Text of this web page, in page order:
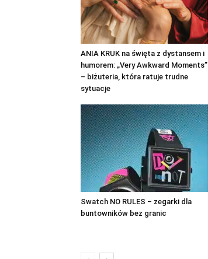
ANIA KRUK na święta z dystansem i
humorem: „Very Awkward Moments”
– biżuteria, która ratuje trudne
sytuacje
Swatch NO RULES – zegarki dla
buntowników bez granic